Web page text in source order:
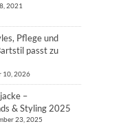
2021
Pflege und
passt zu
10, 2026
–
& Styling 2025
23, 2025